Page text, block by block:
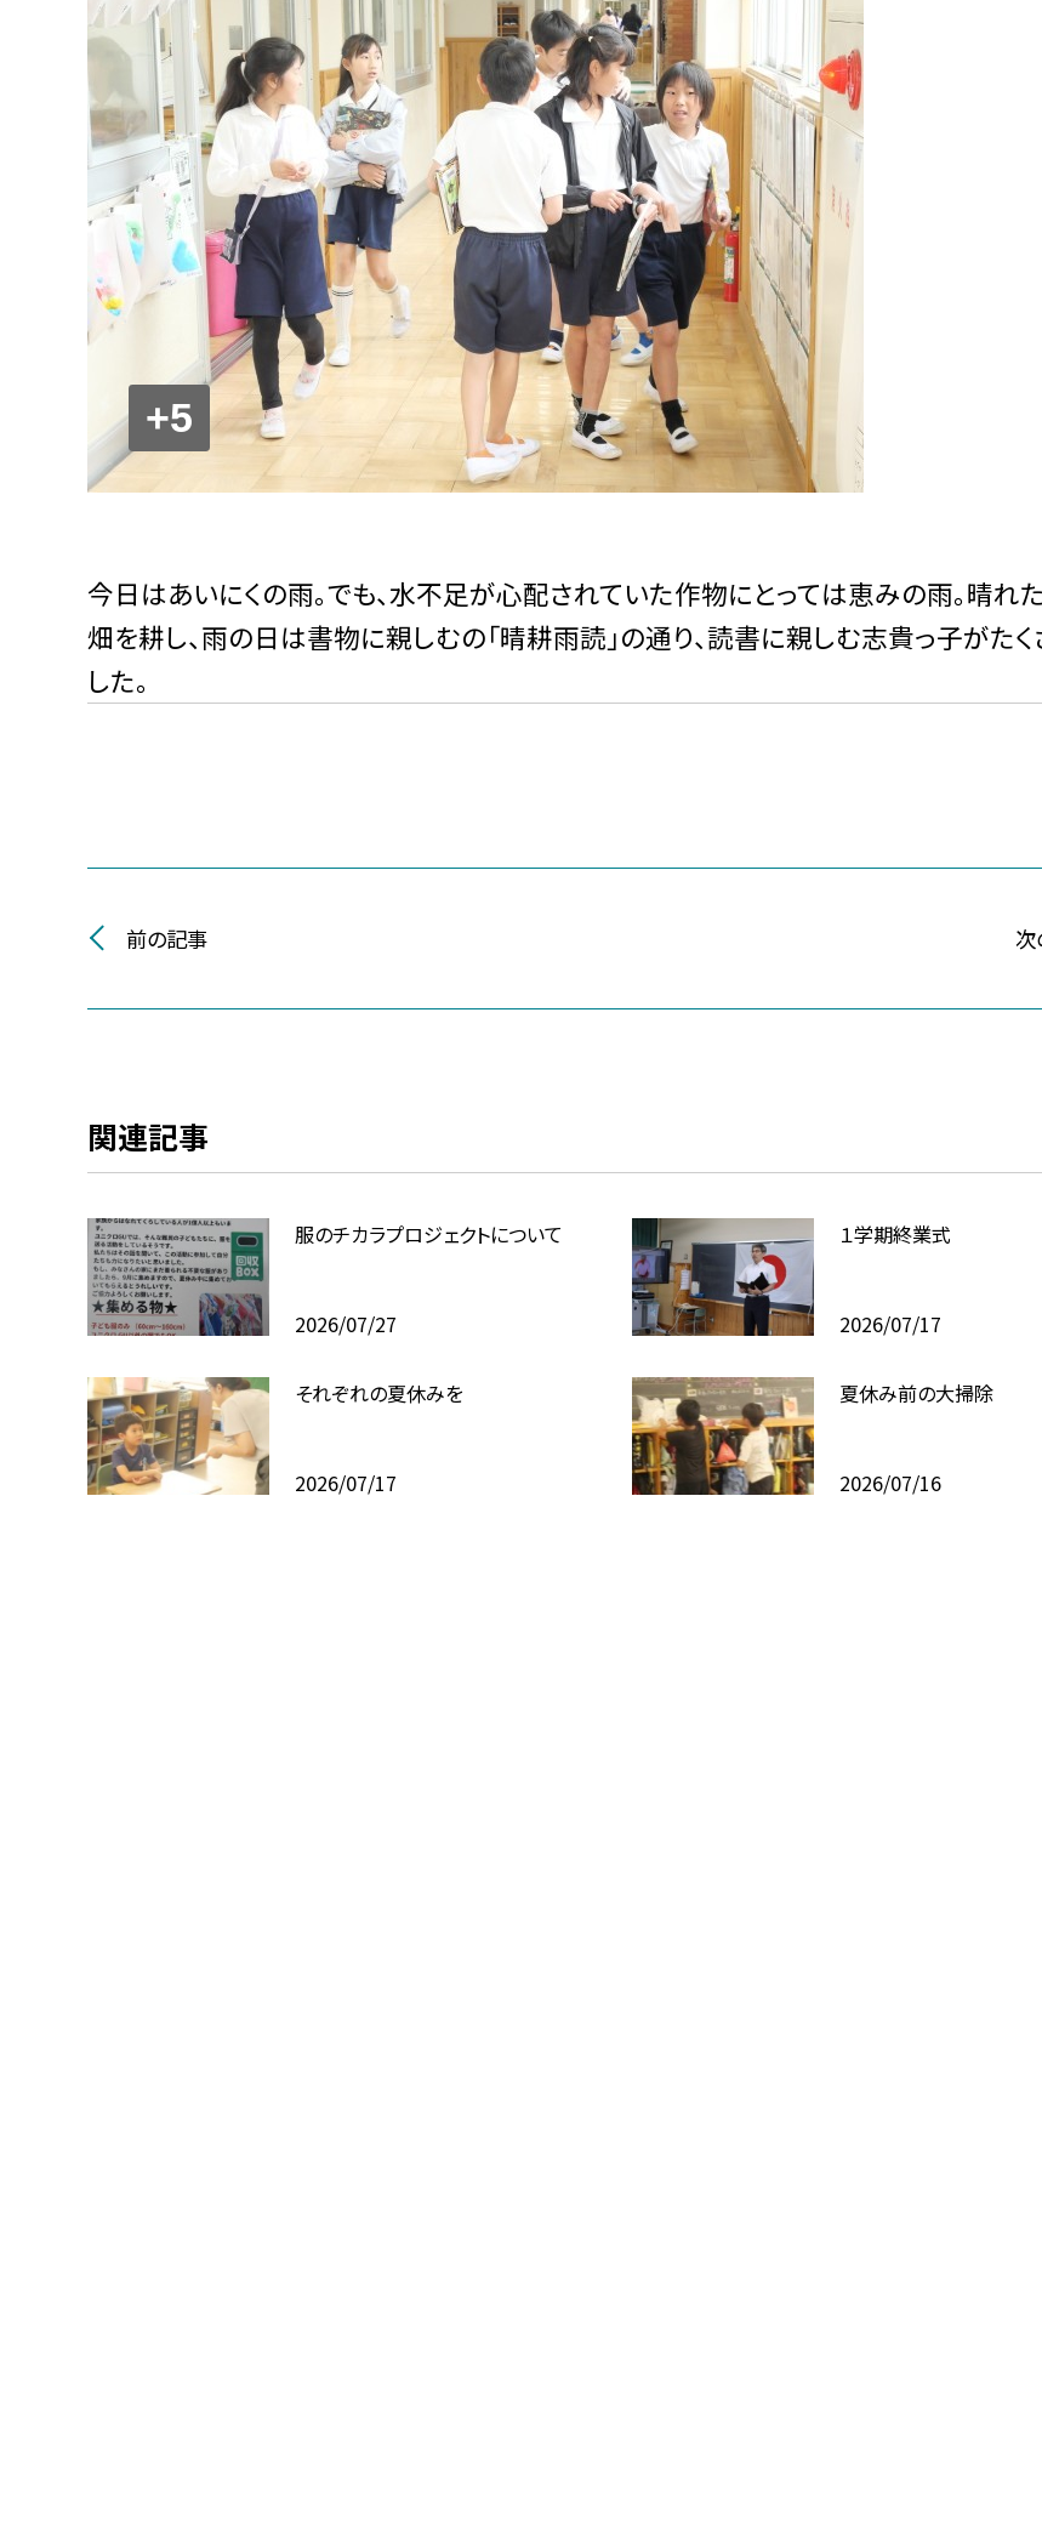
+5
今日はあいにくの雨。でも、水不足が心配されていた作物にとっては恵みの雨。晴れ
畑を耕し、雨の日は書物に親しむの「晴耕雨読」の通り、読書に親しむ志貴っ子がた
した。
前の記事 次
関連記事
服のチカラプロジェクトについて
2026/07/27
１学期終業式
2026/07/17
それぞれの夏休みを
2026/07/17
夏休み前の大掃除
2026/07/16